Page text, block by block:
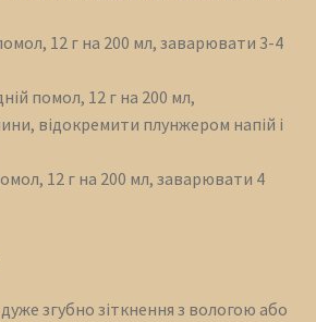
12 г на 200 мл, заварювати 3-4
помол, 12 г на 200 мл,
відокремити плунжером напій і
12 г на 200 мл, заварювати 4
згубно зіткнення з вологою або